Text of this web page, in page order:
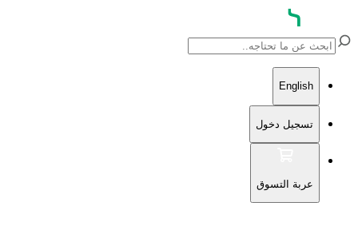
English
تسجيل دخول
عربة التسوق